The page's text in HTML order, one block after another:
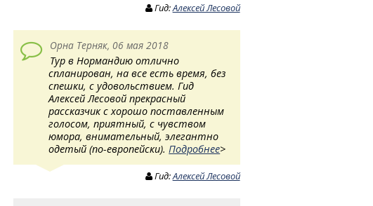
Гид:Алексей Лесовой
Орна Терняк, 06 мая 2018
Тур в Нормандию отлично
спланирован, на все есть время, без
спешки, с удовольствием. Гид
Алексей Лесовой прекрасный
рассказчик с хорошо поставленным
голосом, приятный, с чувством
юмора, внимательный, элегантно
одетый (по-европейски).Подробнее>
Гид:Алексей Лесовой